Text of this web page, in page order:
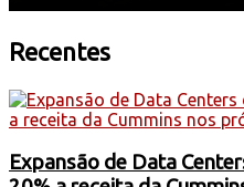
Recentes
Expansão de Data